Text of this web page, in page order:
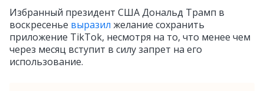
Избранный президент США Дональд Трамп в
воскресенье выразил желание сохранить
приложение TikTok, несмотря на то, что менее чем
через месяц вступит в силу запрет на его
использование.